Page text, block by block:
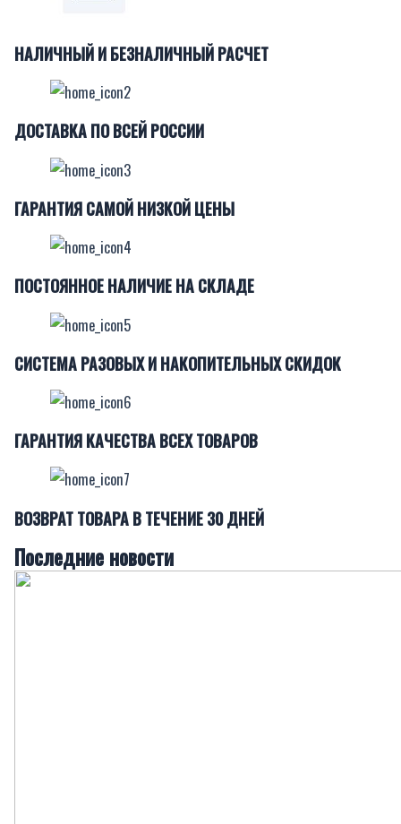
НАЛИЧНЫЙ И БЕЗНАЛИЧНЫЙ РАСЧЕТ
ДОСТАВКА ПО ВСЕЙ РОССИИ
ГАРАНТИЯ САМОЙ НИЗКОЙ ЦЕНЫ
ПОСТОЯННОЕ НАЛИЧИЕ НА СКЛАДЕ
СИСТЕМА РАЗОВЫХ И НАКОПИТЕЛЬНЫХ СКИДОК
ГАРАНТИЯ КАЧЕСТВА ВСЕХ ТОВАРОВ
ВОЗВРАТ ТОВАРА В ТЕЧЕНИЕ 30 ДНЕЙ
Последние новости